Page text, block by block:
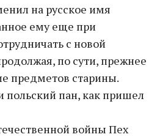
на русское имя
ему еще при
с новой
по сути, прежнее
предметов старины.
польский пан, как пришел
войны Пех